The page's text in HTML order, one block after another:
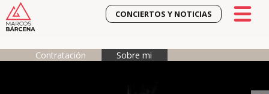
CONCIERTOS Y NOTICIAS
Contratación Sobre mi